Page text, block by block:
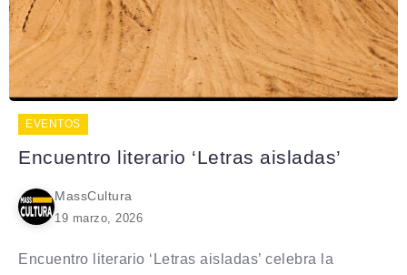
EVENTOS
Encuentro literario ‘Letras aisladas’
MassCultura
19 marzo, 2026
Encuentro literario ‘Letras aisladas’ celebra la